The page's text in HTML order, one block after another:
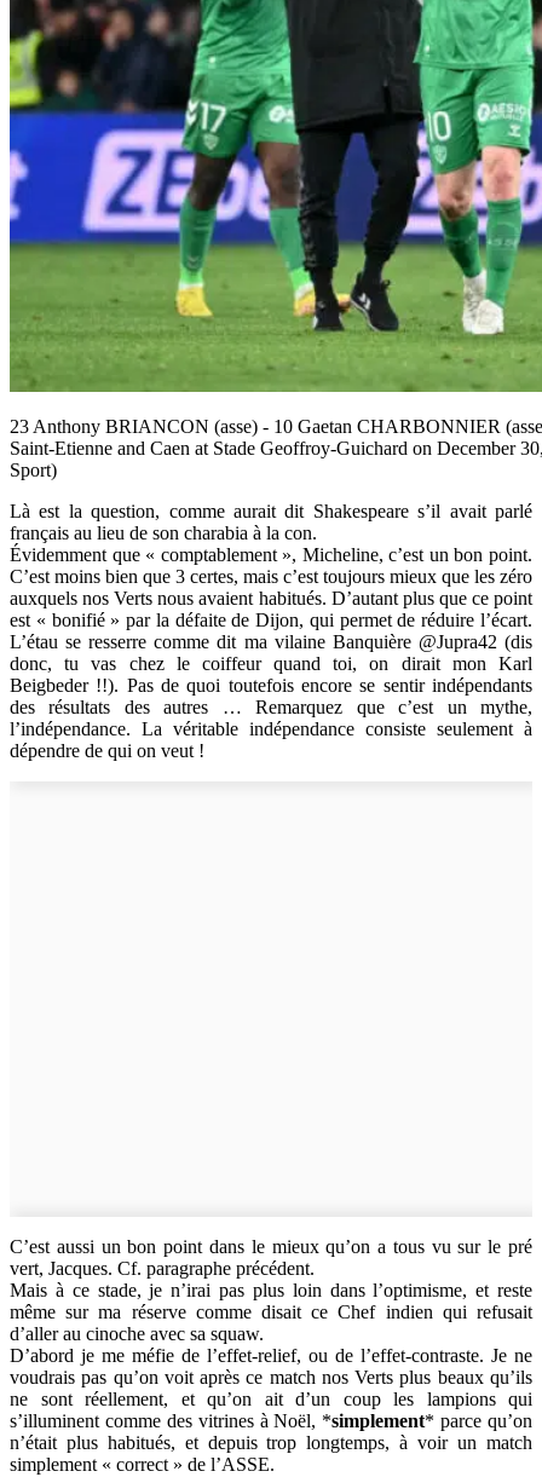
23 Anthony BRIANCON (asse) - 10 Gaetan CHARBONNIER
Saint-Etienne and Caen at Stade Geoffroy-Guichard on December
Sport)
Là est la question, comme aurait dit Shakespeare s’il avait parlé
français au lieu de son charabia à la con.
Évidemment que « comptablement », Micheline, c’est un bon point.
C’est moins bien que 3 certes, mais c’est toujours mieux que les zéro
auxquels nos Verts nous avaient habitués. D’autant plus que ce point
est « bonifié » par la défaite de Dijon, qui permet de réduire l’écart.
L’étau se resserre comme dit ma vilaine Banquière @Jupra42 (dis
donc, tu vas chez le coiffeur quand toi, on dirait mon Karl
Beigbeder !!). Pas de quoi toutefois encore se sentir indépendants
des résultats des autres … Remarquez que c’est un mythe,
l’indépendance. La véritable indépendance consiste seulement à
dépendre de qui on veut !
C’est aussi un bon point dans le mieux qu’on a tous vu sur le pré
vert, Jacques. Cf. paragraphe précédent.
Mais à ce stade, je n’irai pas plus loin dans l’optimisme, et reste
même sur ma réserve comme disait ce Chef indien qui refusait
d’aller au cinoche avec sa squaw.
D’abord je me méfie de l’effet-relief, ou de l’effet-contraste. Je ne
voudrais pas qu’on voit après ce match nos Verts plus beaux qu’ils
ne sont réellement, et qu’on ait d’un coup les lampions qui
s’illuminent comme des vitrines à Noël, *simplement* parce qu’on
n’était plus habitués, et depuis trop longtemps, à voir un match
simplement « correct » de l’ASSE.